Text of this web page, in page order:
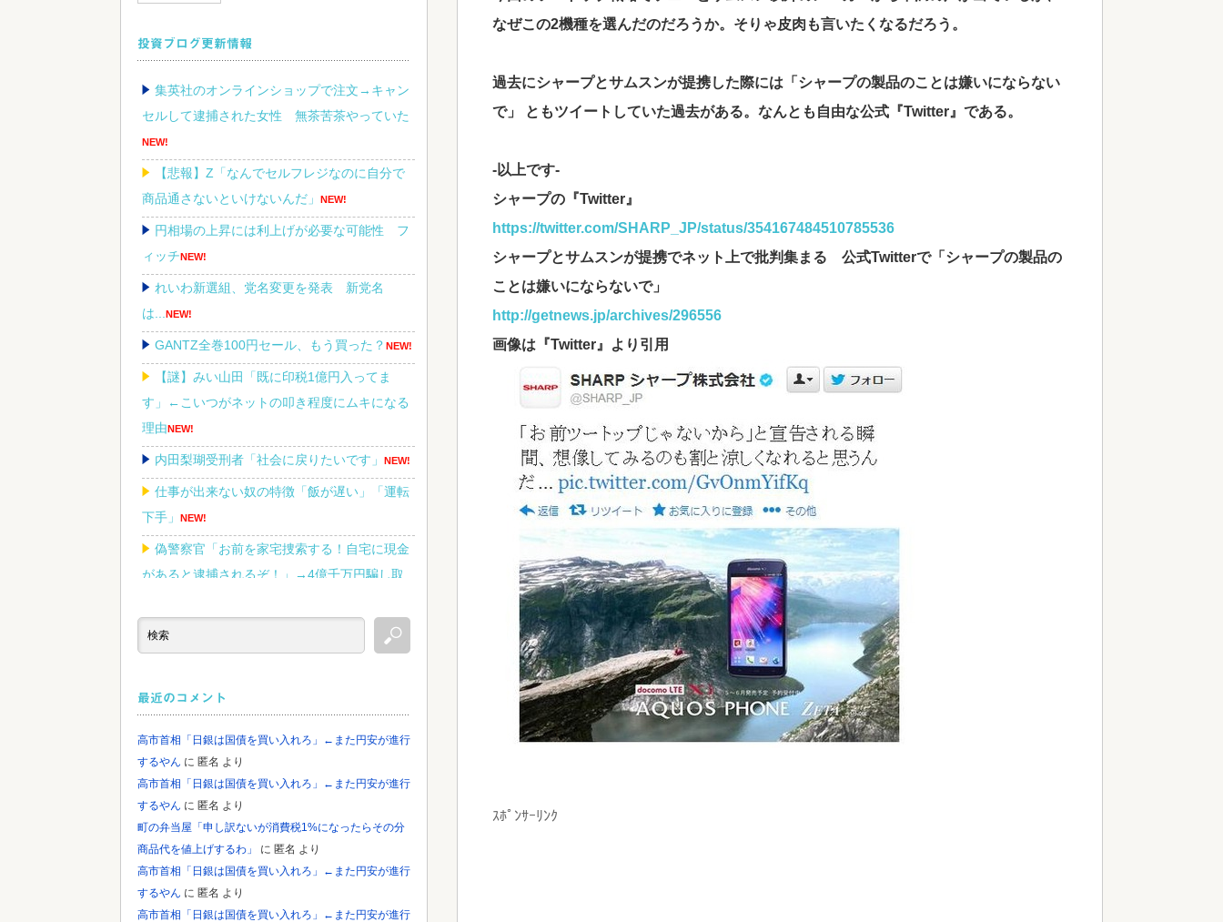
なぜこの2機種を選んだのだろうか。そりゃ皮肉も言いたくなるだろう。
過去にシャープとサムスンが提携した際には「シャープの製品のことは嫌いにならない
で」 ともツイートしていた過去がある。なんとも自由な公式『Twitter』である。
-以上です-
シャープの『Twitter』
https://twitter.com/SHARP_JP/status/354167484510785536
シャープとサムスンが提携でネット上で批判集まる 公式Twitterで「シャープの製品の
ことは嫌いにならないで」
http://getnews.jp/archives/296556
画像は『Twitter』より引用
ｽﾎﾟﾝｻｰﾘﾝｸ
投資ブログ更新情報
集英社のオンラインショップで注文→キャン
セルして逮捕された女性 無茶苦茶やっていた
NEW!
【悲報】Z「なんでセルフレジなのに自分で
商品通さないといけないんだ」
NEW!
円相場の上昇には利上げが必要な可能性 フ
ィッチNEW!
れいわ新選組、党名変更を発表 新党名
は...
NEW!
GANTZ全巻100円セール、もう買った？ NEW!
【謎】みい山田「既に印税1億円入ってま
す」←こいつがネットの叩き程度にムキになる
理由NEW!
内田梨瑚受刑者「社会に戻りたいです」 NEW!
仕事が出来ない奴の特徴「飯が遅い」「運転
下手」
NEW!
偽警察官「お前を家宅捜索する！自宅に現金
があると逮捕されるぞ！」→4億千万円騙し取
Powered by livedoor 相互RSS
最近のコメント
高市首相「日銀は国債を買い入れろ」←また円安が進行
するやん に 匿名 より
高市首相「日銀は国債を買い入れろ」←また円安が進行
するやん に 匿名 より
町の弁当屋「申し訳ないが消費税1%になったらその分
商品代を値上げするわ」
に 匿名 より
高市首相「日銀は国債を買い入れろ」←また円安が進行
するやん に 匿名 より
高市首相「日銀は国債を買い入れろ」←また円安が進行